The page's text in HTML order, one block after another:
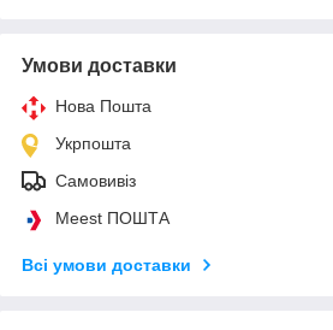
Умови доставки
Нова Пошта
Укрпошта
Самовивіз
Meest ПОШТА
Всі умови доставки